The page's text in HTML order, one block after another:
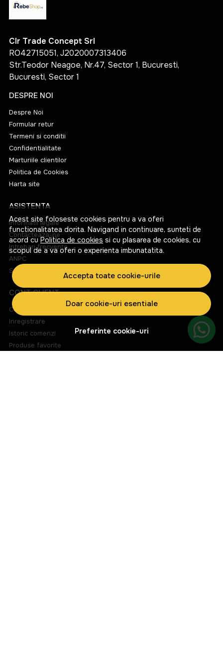
Acest site foloseste cookies pentru a va oferi
functionalitatea dorita. Navigand in continuare, sunteti de
acord cuPolitica de cookies si cu plasarea de cookies, cu
scopul de a va oferi o experienta imbunatatita.
Accepta toate cookie-urile
Doar cookie-uri esentiale
Preferinte cookie-uri
Clr Trade Concept Srl
RO42715051, J2020007313406
Str.Teodor Neagoe, Nr.47, Sector 1, Bucuresti,
Bucuresti, Sector 1
DESPRE NOI
Despre Noi
Formular retur
Termeni si conditii
Confidentialitate
Marturiile clientilor
Politica de Cookies
Harta site
ASISTENTA
Informatii legale
Contacteaza-ne
Intrebari frecvente
ANPC
Solutionarea litigiilor
CONT CLIENT
Contul meu
Inregistrare
Istoric comenzi
Produse favorite